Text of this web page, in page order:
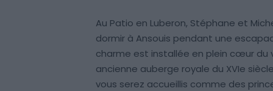
Au Patio en Luberon, Stéphane et
dormir à Ansouis pendant une
charme est installée en plein cœur du
ancienne auberge royale du XVIe
vous serez accueillis comme des